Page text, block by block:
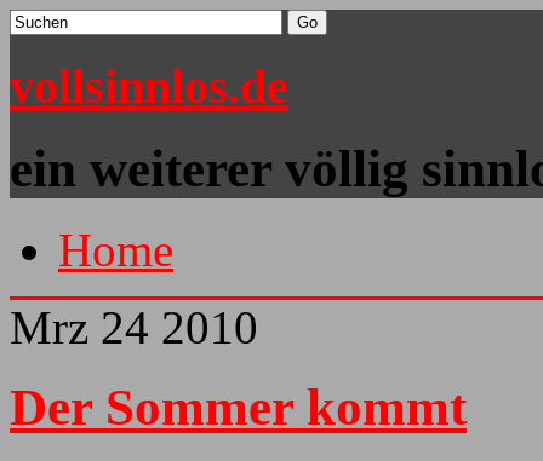
vollsinnlos.de
ein weiterer völlig
Home
Mrz 24 2010
Der Sommer kommt